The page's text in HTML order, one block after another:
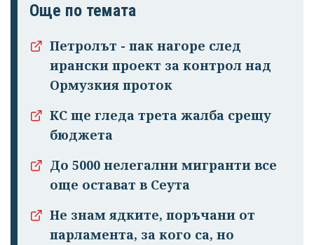
Още по темата
Петролът - пак нагоре след
ирански проект за контрол над
Ормузкия проток
КС ще гледа трета жалба срещу
бюджета
До 5000 нелегални мигранти все
още остават в Сеута
Не знам ядките, поръчани от
парламента, за кого са, но